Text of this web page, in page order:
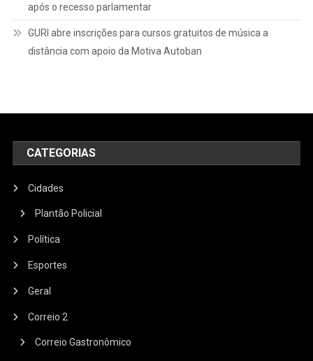
após o recesso parlamentar
GURI abre inscrições para cursos gratuitos de música a
distância com apoio da Motiva Autoban
CATEGORIAS
Cidades
Plantão Policial
Política
Esportes
Geral
Correio 2
Correio Gastronômico